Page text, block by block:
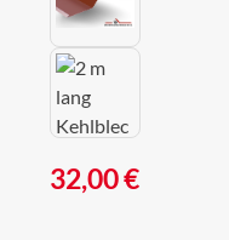
Regulärer Preis:
32,00 €